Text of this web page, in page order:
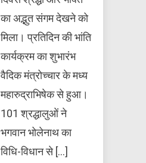
का अद्भुत संगम देखने को
मिला। प्रतिदिन की भांति
कार्यक्रम का शुभारंभ
वैदिक मंत्रोच्चार के मध्य
महारुद्राभिषेक से हुआ।
101 श्रद्धालुओं ने
भगवान भोलेनाथ का
विधि-विधान से […]